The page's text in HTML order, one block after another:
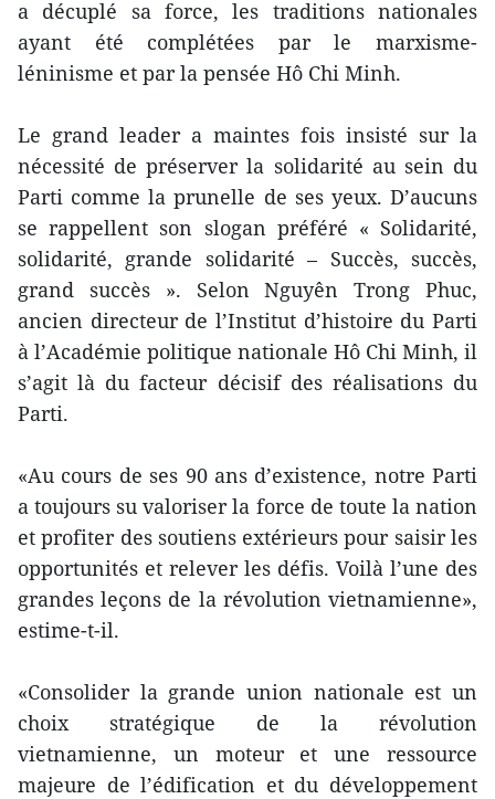
a décuplé sa force, les traditions nationales
ayant été complétées par le marxisme-
léninisme et par la pensée Hô Chi Minh.
Le grand leader a maintes fois insisté sur la
nécessité de préserver la solidarité au sein du
Parti comme la prunelle de ses yeux. D’aucuns
se rappellent son slogan préféré « Solidarité,
solidarité, grande solidarité – Succès, succès,
grand succès ». Selon Nguyên Trong Phuc,
ancien directeur de l’Institut d’histoire du Parti
à l’Académie politique nationale Hô Chi Minh, il
s’agit là du facteur décisif des réalisations du
Parti.
«Au cours de ses 90 ans d’existence, notre Parti
a toujours su valoriser la force de toute la nation
et profiter des soutiens extérieurs pour saisir les
opportunités et relever les défis. Voilà l’une des
grandes leçons de la révolution vietnamienne»,
estime-t-il.
«Consolider la grande union nationale est un
choix stratégique de la révolution
vietnamienne, un moteur et une ressource
majeure de l’édification et du développement